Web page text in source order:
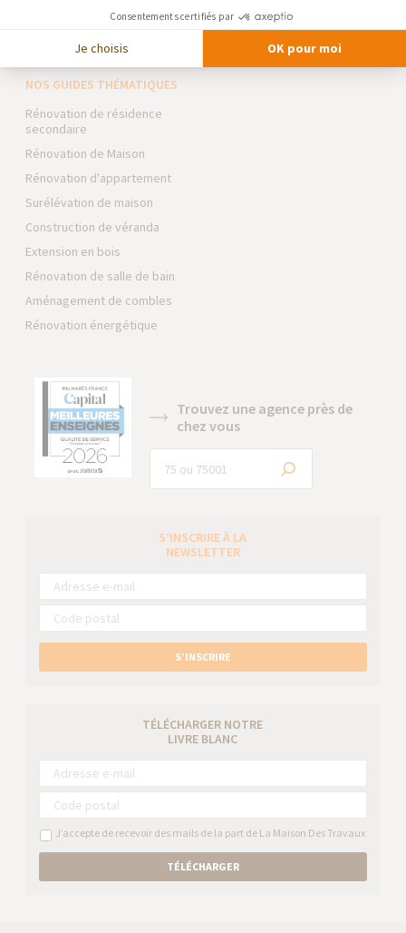
Des travaux pour les pros ?
NOS GUIDES THÉMATIQUES
Rénovation de résidence
secondaire
Rénovation de Maison
Rénovation d'appartement
Surélévation de maison
Construction de véranda
Extension en bois
Rénovation de salle de bain
Aménagement de combles
Rénovation énergétique
Trouvez une agence près de
chez vous
S’INSCRIRE À LA
NEWSLETTER
S’INSCRIRE
TÉLÉCHARGER NOTRE
LIVRE BLANC
J’accepte de recevoir des mails de la part de La Maison Des Travaux
TÉLÉCHARGER
Consentements certifiés par
Je choisis OK pour moi